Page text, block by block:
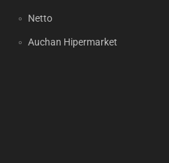
Netto
Auchan Hipermarket